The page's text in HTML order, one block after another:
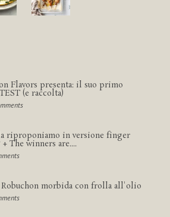
Flavors presenta: il suo primo
(e raccolta)
riproponiamo in versione finger
+ The winners are....
Robuchon morbida con frolla all'olio